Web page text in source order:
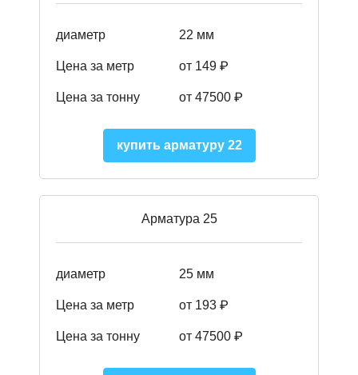
диаметр 22 мм
Цена за метр от 149 ₽
Цена за тонну от 47500 ₽
купить арматуру 22
Арматура 25
диаметр 25 мм
Цена за метр от 193 ₽
Цена за тонну от 47500 ₽